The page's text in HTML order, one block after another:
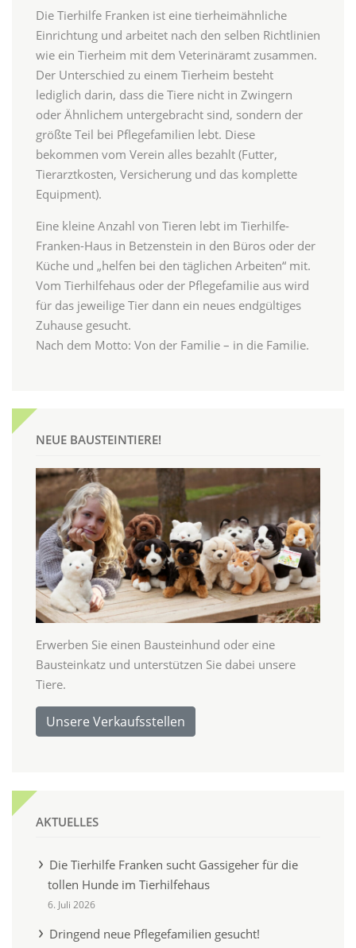
Die Tierhilfe Franken ist eine tierheimähnliche
Einrichtung und arbeitet nach den selben Richtlinien
wie ein Tierheim mit dem Veterinäramt zusammen.
Der Unterschied zu einem Tierheim besteht
lediglich darin, dass die Tiere nicht in Zwingern
oder Ähnlichem untergebracht sind, sondern der
größte Teil bei Pflegefamilien lebt. Diese
bekommen vom Verein alles bezahlt (Futter,
Tierarztkosten, Versicherung und das komplette
Equipment).
Eine kleine Anzahl von Tieren lebt im Tierhilfe-
Franken-Haus in Betzenstein in den Büros oder der
Küche und „helfen bei den täglichen Arbeiten“ mit.
Vom Tierhilfehaus oder der Pflegefamilie aus wird
für das jeweilige Tier dann ein neues endgültiges
Zuhause gesucht.
Nach dem Motto: Von der Familie – in die Familie.
NEUE BAUSTEINTIERE!
Erwerben Sie einen Bausteinhund oder eine
Bausteinkatz und unterstützen Sie dabei unsere
Tiere.
Unsere Verkaufsstellen
AKTUELLES
Die Tierhilfe Franken sucht Gassigeher für die
tollen Hunde im Tierhilfehaus
6. Juli 2026
Dringend neue Pflegefamilien gesucht!